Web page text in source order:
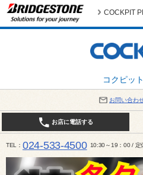
コクピッ
COCKPIT
お問い合わ
お店に電話する
TEL 024-533-4500 10:30～19：